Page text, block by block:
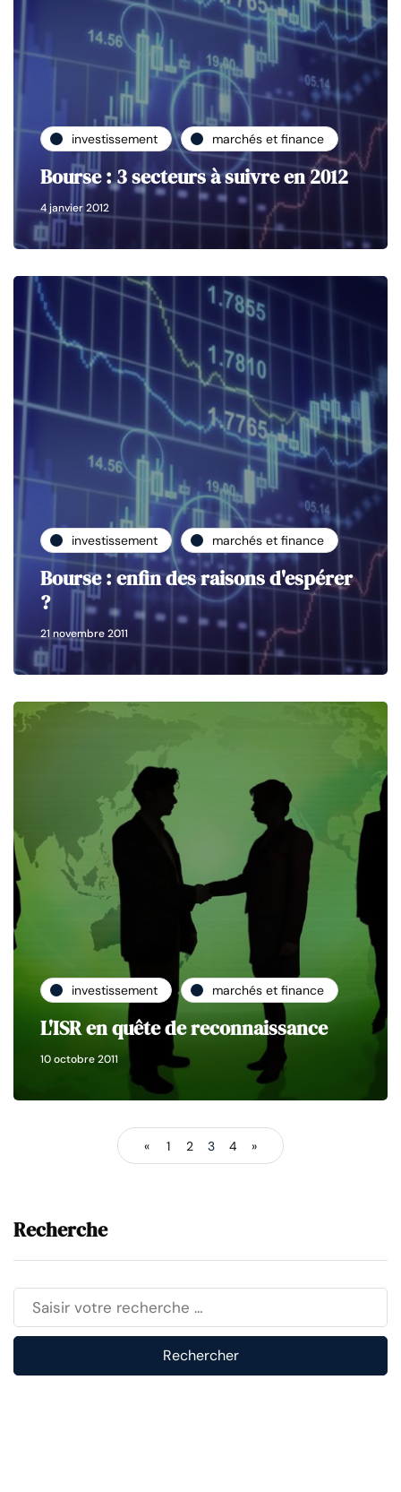
investissement marchés et finance
Bourse : 3 secteurs à suivre en 2012
4 janvier 2012
investissement marchés et finance
Bourse : enfin des raisons d'espérer
?
21 novembre 2011
investissement marchés et finance
L'ISR en quête de reconnaissance
10 octobre 2011
« 1 2 3 4 »
Recherche